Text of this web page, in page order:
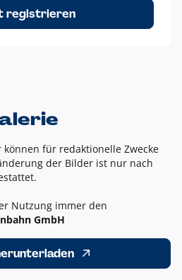
ein Schutzraum von jeweils einer
AKN in alle Richtungen
registrieren
für redaktionelle Zwecke
der Bilder ist nur nach
Nutzung immer den
GmbH